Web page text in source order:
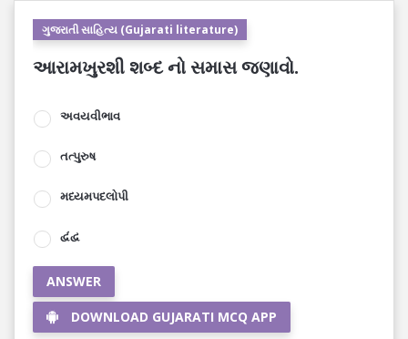
ગુજરાતી સાહિત્ય (Gujarati literature)
આરામખુરશી શબ્દ નો સમાસ જણાવો.
અવયવીભાવ
તત્પુરુષ
મધ્યમપદલોપી
દ્વંદ્વ
ANSWER
DOWNLOAD GUJARATI MCQ APP